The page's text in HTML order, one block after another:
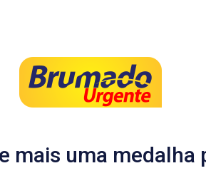
mais uma medalha